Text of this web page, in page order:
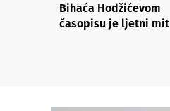
Bihaća Hodžićevom
časopisu je ljetni mit